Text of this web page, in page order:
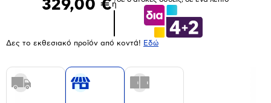
329,00 €ή
Δες το εκθεσιακό προϊόν από κοντά! Eδώ